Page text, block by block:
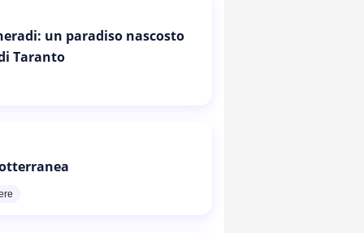
un paradiso nascosto
Taranto